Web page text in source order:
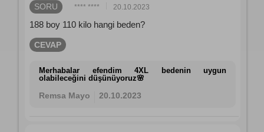
SORU **** **** 20.10.2023
188 boy 110 kilo hangi beden?
CEVAP
Merhabalar efendim 4XL bedenin uygun
olabileceğini düşünüyoruz🌸
Remsa Mayo 20.10.2023